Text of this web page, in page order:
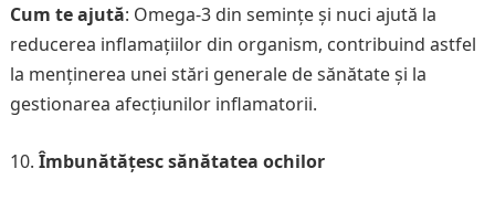
Cum te ajută: Omega-3 din semințe și nuci ajută la
reducerea inflamațiilor din organism, contribuind astfel
la menținerea unei stări generale de sănătate și la
gestionarea afecțiunilor inflamatorii.
Îmbunătățesc sănătatea ochilor